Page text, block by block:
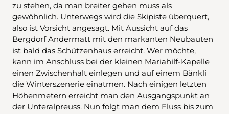
zu stehen, da man breiter gehen muss als
gewöhnlich. Unterwegs wird die Skipiste überquert,
also ist Vorsicht angesagt. Mit Aussicht auf das
Bergdorf Andermatt mit den markanten Neubauten
ist bald das Schützenhaus erreicht. Wer möchte,
kann im Anschluss bei der kleinen Mariahilf-Kapelle
einen Zwischenhalt einlegen und auf einem Bänkli
die Winterszenerie einatmen. Nach einigen letzten
Höhenmetern erreicht man den Ausgangspunkt an
der Unteralpreuss. Nun folgt man dem Fluss bis zum